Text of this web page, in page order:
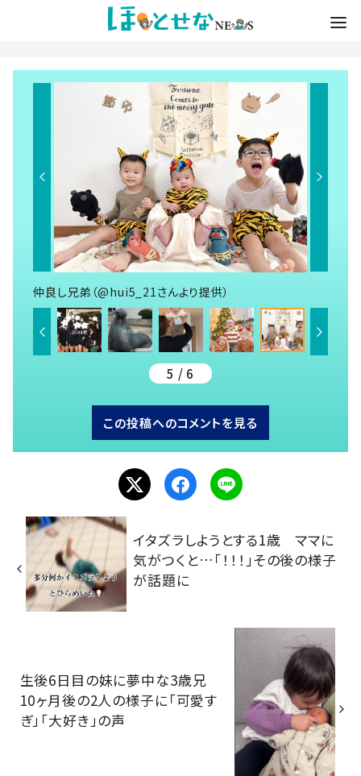
仲良し兄弟（@hui5_21さんより提供）
5 / 6
この投稿へのコメントを見る
イタズラしようとする1歳 ママに
気がつくと…「！！！」その後の様子
が話題に
生後6日目の妹に夢中な3歳兄
10ヶ月後の2人の様子に「可愛す
ぎ」「大好き」の声